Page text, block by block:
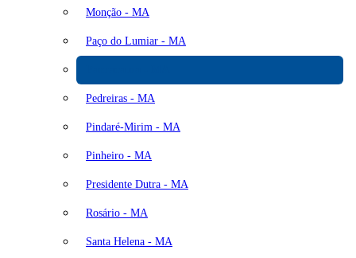
Monção - MA
Paço do Lumiar - MA
Pedreiras - MA
Pindaré-Mirim - MA
Pinheiro - MA
Presidente Dutra - MA
Rosário - MA
Santa Helena - MA